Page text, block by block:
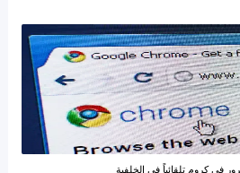
في كروم تلقائياً في الخلفية